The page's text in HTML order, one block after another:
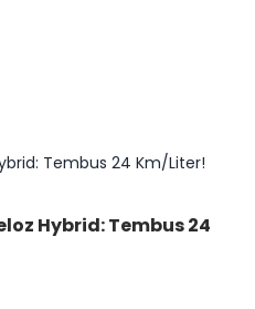
Tembus 24 Km/Liter!
Hybrid: Tembus 24